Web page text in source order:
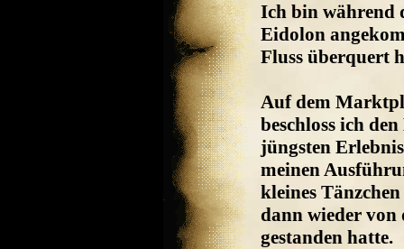
Ich bin während
Eidolon
Fluss überquert
Auf dem
beschloss ich
jüngsten
meinen
kleines
dann wieder
gestanden hatte.